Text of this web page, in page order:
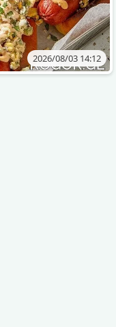
2026/08/03 14:12